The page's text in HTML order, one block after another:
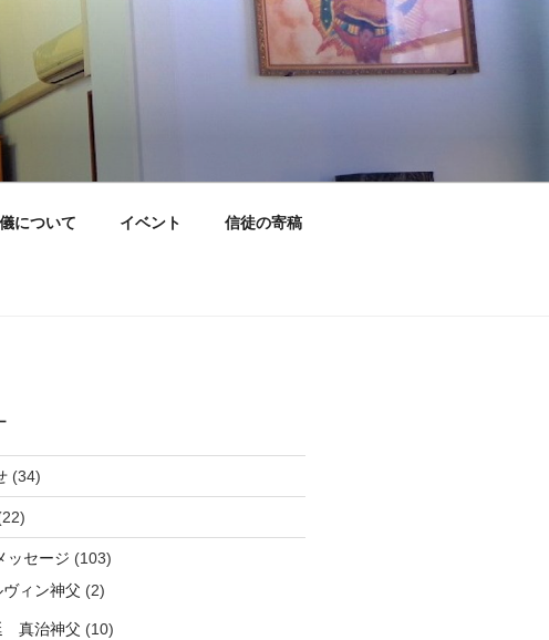
について イベント 信徒の寄稿
(34)
ッセージ (103)
ヴィン神父 (2)
真治神父 (10)